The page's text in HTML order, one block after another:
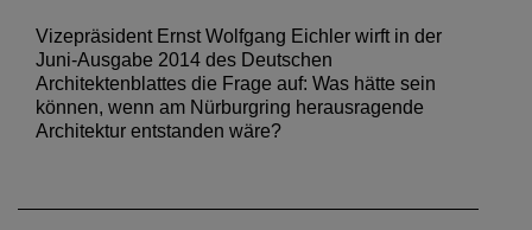
Vizepräsident Ernst Wolfgang Eichler wirft in der
Juni-Ausgabe 2014 des Deutschen
Architektenblattes die Frage auf: Was hätte sein
können, wenn am Nürburgring herausragende
Architektur entstanden wäre?